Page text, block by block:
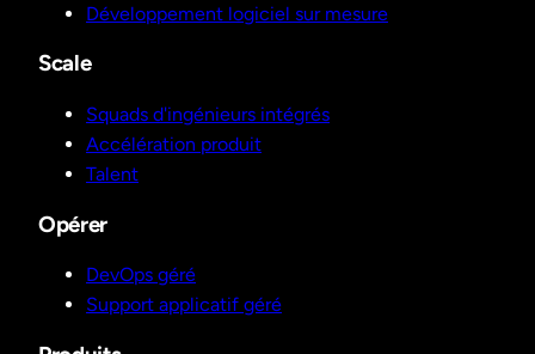
Développement logiciel sur mesure
Scale
Squads d'ingénieurs intégrés
Accélération produit
Talent
Opérer
DevOps géré
Support applicatif géré